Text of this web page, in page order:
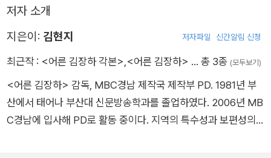
여성 운동에 후원을 아끼지 않았으나 자신의 선행을 알리는 것에
는 관심이 없었으며 언론 인터뷰는 물론 상도 모두 거절했다.
버지로 지내고 있다.
저자 소개
지은이: 김현지 저자파일 신간알림 신청
최근작 : <어른 김장하 각본> <어른 김장하> … 총 3종 (모두보기)
<어른 김장하> 감독, MBC경남 제작국 제작부 PD. 1981년 부
산에서 태어나 부산대 신문방송학과를 졸업하였다. 2006년 MB
C경남에 입사해 PD로 활동 중이다. 지역의 특수성과 보편성의